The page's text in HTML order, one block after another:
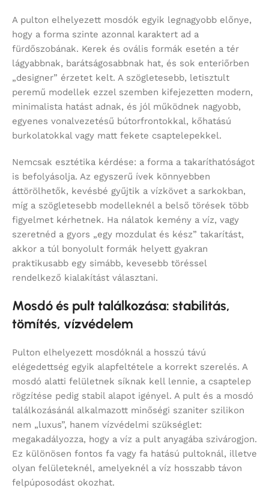
A pulton elhelyezett mosdók egyik legnagyobb előnye,
hogy a forma szinte azonnal karaktert ad a
fürdőszobának. Kerek és ovális formák esetén a tér
lágyabbnak, barátságosabbnak hat, és sok enteriőrben
„designer” érzetet kelt. A szögletesebb, letisztult
peremű modellek ezzel szemben kifejezetten modern,
minimalista hatást adnak, és jól működnek nagyobb,
egyenes vonalvezetésű bútorfrontokkal, kőhatású
burkolatokkal vagy matt fekete csaptelepekkel.
Nemcsak esztétika kérdése: a forma a takaríthatóságot
is befolyásolja. Az egyszerű ívek könnyebben
áttörölhetők, kevésbé gyűjtik a vízkövet a sarkokban,
míg a szögletesebb modelleknél a belső törések több
figyelmet kérhetnek. Ha nálatok kemény a víz, vagy
szeretnéd a gyors „egy mozdulat és kész” takarítást,
akkor a túl bonyolult formák helyett gyakran
praktikusabb egy simább, kevesebb töréssel
rendelkező kialakítást választani.
Mosdó és pult találkozása: stabilitás,
tömítés, vízvédelem
Pulton elhelyezett mosdóknál a hosszú távú
elégedettség egyik alapfeltétele a korrekt szerelés. A
mosdó alatti felületnek síknak kell lennie, a csaptelep
rögzítése pedig stabil alapot igényel. A pult és a mosdó
találkozásánál alkalmazott minőségi szaniter szilikon
nem „luxus”, hanem vízvédelmi szükséglet:
megakadályozza, hogy a víz a pult anyagába szivárogjon.
Ez különösen fontos fa vagy fa hatású pultoknál, illetve
olyan felületeknél, amelyeknél a víz hosszabb távon
felpúposodást okozhat.